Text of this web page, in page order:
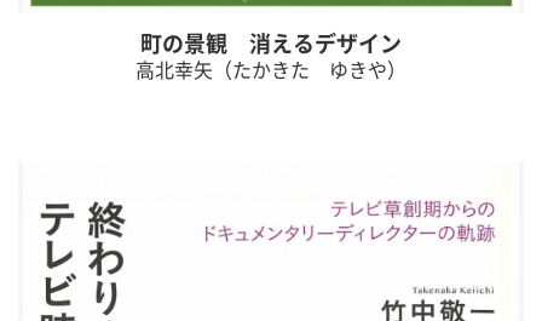
町の景観 消えるデザイン
高北幸矢（たかきた ゆきや）